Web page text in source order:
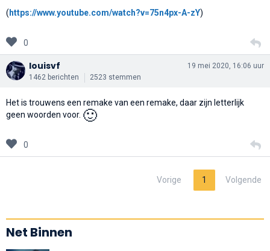
( https://www.youtube.com/watch?v=75n4px-A-zY)
0
louisvf
1462 berichten 2523 stemmen
19 mei 2020, 16:06 uur
Het is trouwens een remake van een remake, daar zijn letterlijk
geen woorden voor. 🙂
0
Vorige 1 Volgende
Net Binnen